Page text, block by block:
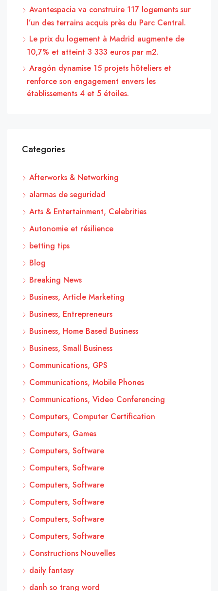
Avantespacia va construire 117 logements sur
l’un des terrains acquis près du Parc Central.
Le prix du logement à Madrid augmente de
10,7% et atteint 3 333 euros par m2.
Aragón dynamise 15 projets hôteliers et
renforce son engagement envers les
établissements 4 et 5 étoiles.
Categories
Afterworks & Networking
alarmas de seguridad
Arts & Entertainment, Celebrities
Autonomie et résilience
betting tips
Blog
Breaking News
Business, Article Marketing
Business, Entrepreneurs
Business, Home Based Business
Business, Small Business
Communications, GPS
Communications, Mobile Phones
Communications, Video Conferencing
Computers, Computer Certification
Computers, Games
Computers, Software
Computers, Software
Computers, Software
Computers, Software
Computers, Software
Computers, Software
Constructions Nouvelles
daily fantasy
danh so trang word